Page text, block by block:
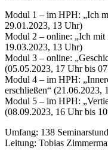
Modul 1 – im HPH: „Ich
29.01.2023, 13 Uhr)
Modul 2 – online: „Ich mit
19.03.2023, 13 Uhr)
Modul 3 – online:
(05.05.2023, 17 Uhr bis
Modul 4 – im HPH:
erschließen“ (21.06.2023,
Modul 5 – im HPH:
(08.09.2023, 16 Uhr bis
Umfang: 138
Leitung: Tobias